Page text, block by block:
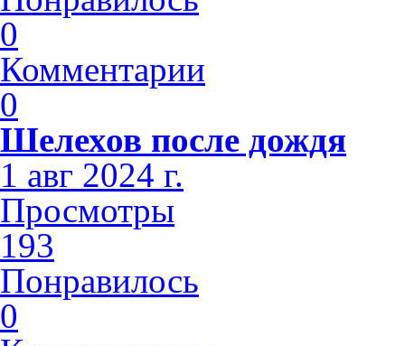
0
Комментарии
0
Шелехов после дождя
1 авг 2024 г.
Просмотры
193
Понравилось
0